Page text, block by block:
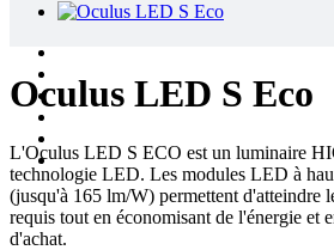
Oculus LED S Eco
L'Oculus LED S ECO est un luminaire
technologie LED. Les modules LED à
(jusqu'à 165 lm/W) permettent d'atteindre
requis tout en économisant de l'énergie et
d'achat.